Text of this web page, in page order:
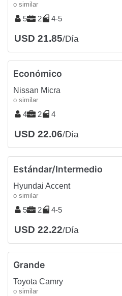
o similar
5 2 4-5
USD 21.85/Día
Económico
Nissan Micra
o similar
4 2 4
USD 22.06/Día
Estándar/Intermedio
Hyundai Accent
o similar
5 2 4-5
USD 22.22/Día
Grande
Toyota Camry
o similar